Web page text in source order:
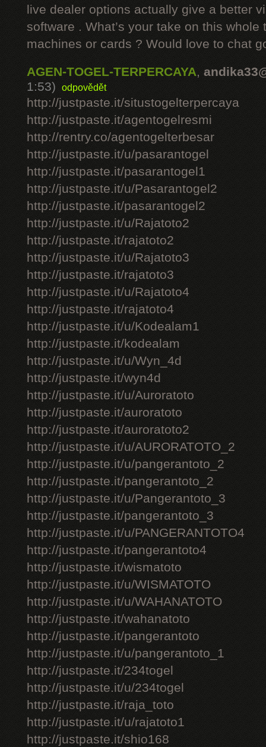
live dealer options actually give a better
software . What’s your take on this whole
machines or cards ? Would love to chat
AGEN-TOGEL-TERPERCAYA,
1:53)
odpovědět
http://justpaste.it/situstogelterpercaya
http://justpaste.it/agentogelresmi
http://rentry.co/agentogelterbesar
http://justpaste.it/u/pasarantogel
http://justpaste.it/pasarantogel1
http://justpaste.it/u/Pasarantogel2
http://justpaste.it/pasarantogel2
http://justpaste.it/u/Rajatoto2
http://justpaste.it/rajatoto2
http://justpaste.it/u/Rajatoto3
http://justpaste.it/rajatoto3
http://justpaste.it/u/Rajatoto4
http://justpaste.it/rajatoto4
http://justpaste.it/u/Kodealam1
http://justpaste.it/kodealam
http://justpaste.it/u/Wyn_4d
http://justpaste.it/wyn4d
http://justpaste.it/u/Auroratoto
http://justpaste.it/auroratoto
http://justpaste.it/auroratoto2
http://justpaste.it/u/AURORATOTO_2
http://justpaste.it/u/pangerantoto_2
http://justpaste.it/pangerantoto_2
http://justpaste.it/u/Pangerantoto_3
http://justpaste.it/pangerantoto_3
http://justpaste.it/u/PANGERANTOTO4
http://justpaste.it/pangerantoto4
http://justpaste.it/wismatoto
http://justpaste.it/u/WISMATOTO
http://justpaste.it/u/WAHANATOTO
http://justpaste.it/wahanatoto
http://justpaste.it/pangerantoto
http://justpaste.it/u/pangerantoto_1
http://justpaste.it/234togel
http://justpaste.it/u/234togel
http://justpaste.it/raja_toto
http://justpaste.it/u/rajatoto1
http://justpaste.it/shio168